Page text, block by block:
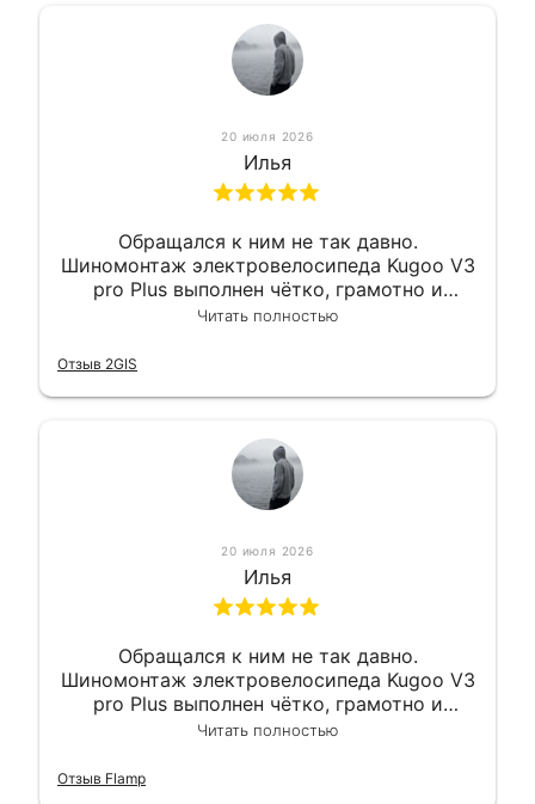
20 июля 2026
Илья
Обращался к ним не так давно.
Шиномонтаж электровелосипеда Kugoo V3
pro Plus выполнен чётко, грамотно и
квалифицированно. Всё сделано
Читать полностью
Отзыв 2GIS
20 июля 2026
Илья
Обращался к ним не так давно.
Шиномонтаж электровелосипеда Kugoo V3
pro Plus выполнен чётко, грамотно и
квалифицированно. Всё сделано
Читать полностью
Отзыв Flamp